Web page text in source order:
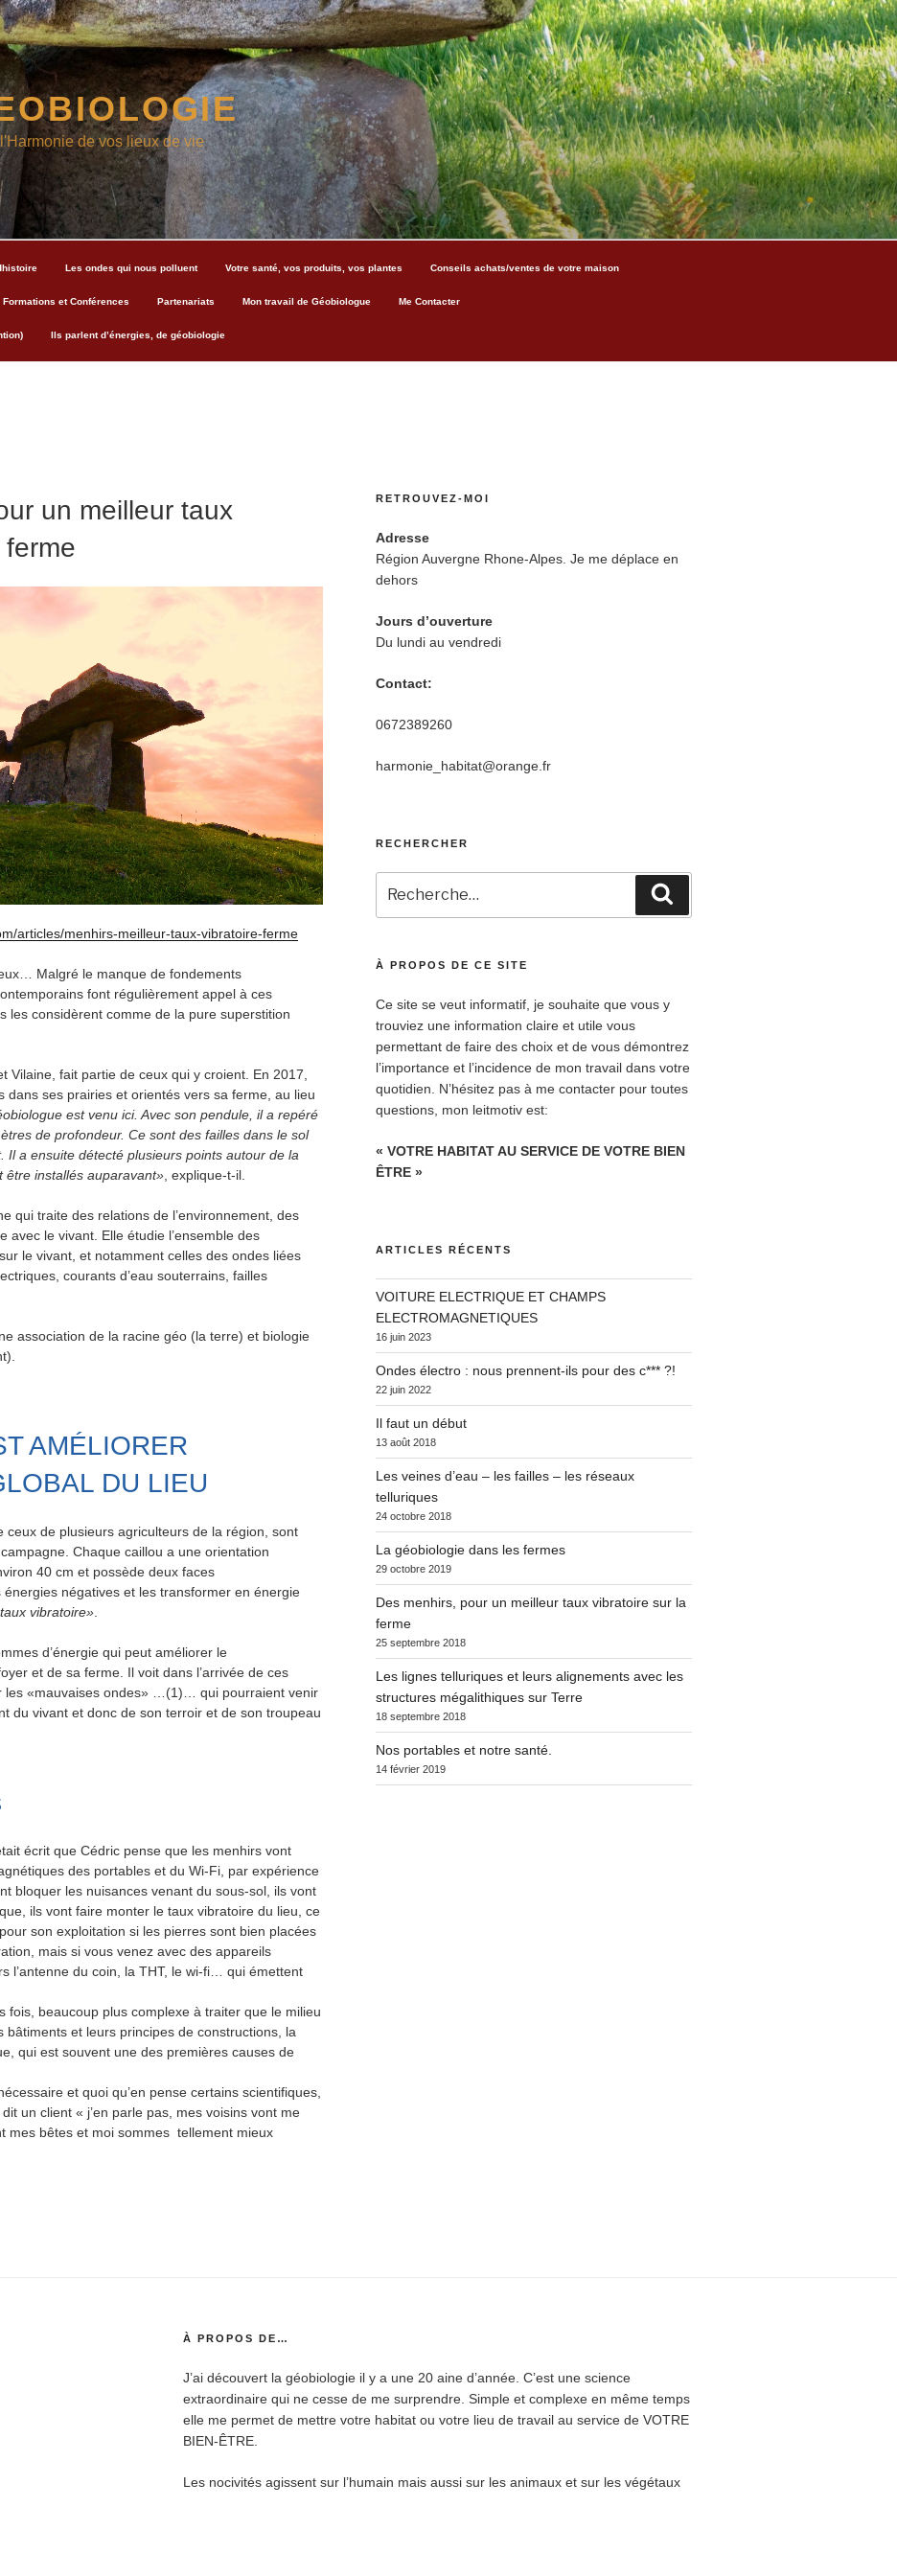
de vos lieux de vie
Les ondes qui nous polluent Votre santé, vos produits, vos plantes Conseils achats/ventes de votre maison
Formations et Conférences Partenariats Mon travail de Géobiologue Me Contacter
Ils parlent d’énergies, de géobiologie
un meilleur taux
articles/menhirs-meilleur-taux-vibratoire-ferme
Malgré le manque de fondements
font régulièrement appel à ces
les considèrent comme de la pure superstition
Vilaine, fait partie de ceux qui y croient. En 2017,
dans ses prairies et orientés vers sa ferme, au lieu
est venu ici. Avec son pendule, il a repéré
de profondeur. Ce sont des failles dans le sol
Il a ensuite détecté plusieurs points autour de la
être installés auparavant» , explique-t-il.
qui traite des relations de l’environnement, des
avec le vivant. Elle étudie l’ensemble des
le vivant, et notamment celles des ondes liées
courants d’eau souterrains, failles
association de la racine géo (la terre) et biologie
AMÉLIORER
DU LIEU
ceux de plusieurs agriculteurs de la région, sont
Chaque caillou a une orientation
40 cm et possède deux faces
énergies négatives et les transformer en énergie
vibratoire»
d’énergie qui peut améliorer le
et de sa ferme. Il voit dans l’arrivée de ces
les «mauvaises ondes» …(1)… qui pourraient venir
du vivant et donc de son terroir et de son troupeau
écrit que Cédric pense que les menhirs vont
des portables et du Wi-Fi, par expérience
bloquer les nuisances venant du sous-sol, ils vont
ils vont faire monter le taux vibratoire du lieu, ce
son exploitation si les pierres sont bien placées
mais si vous venez avec des appareils
l’antenne du coin, la THT, le wi-fi… qui émettent
fois, beaucoup plus complexe à traiter que le milieu
bâtiments et leurs principes de constructions, la
qui est souvent une des premières causes de
et quoi qu’en pense certains scientifiques,
un client « j’en parle pas, mes voisins vont me
mes bêtes et moi sommes tellement mieux
RETROUVEZ-MOI
Adresse
Région Auvergne Rhone-Alpes. Je me déplace en
dehors
Jours d’ouverture
Du lundi au vendredi
Contact:
0672389260
harmonie_habitat@orange.fr
RECHERCHER
pour
À PROPOS DE CE SITE
Ce site se veut informatif, je souhaite que vous y
trouviez une information claire et utile vous
permettant de faire des choix et de vous démontrez
l’importance et l’incidence de mon travail dans votre
quotidien. N’hésitez pas à me contacter pour toutes
questions, mon leitmotiv est:
« VOTRE HABITAT AU SERVICE DE VOTRE BIEN
ÊTRE »
ARTICLES RÉCENTS
VOITURE ELECTRIQUE ET CHAMPS
ELECTROMAGNETIQUES
16 juin 2023
Ondes électro : nous prennent-ils pour des c*** ?!
22 juin 2022
Il faut un début
13 août 2018
Les veines d’eau – les failles – les réseaux
telluriques
24 octobre 2018
La géobiologie dans les fermes
29 octobre 2019
Des menhirs, pour un meilleur taux vibratoire sur la
ferme
25 septembre 2018
Les lignes telluriques et leurs alignements avec les
structures mégalithiques sur Terre
18 septembre 2018
Nos portables et notre santé.
14 février 2019
À PROPOS DE…
J’ai découvert la géobiologie il y a une 20 aine d’année. C’est une science
extraordinaire qui ne cesse de me surprendre. Simple et complexe en même temps
elle me permet de mettre votre habitat ou votre lieu de travail au service de VOTRE
BIEN-ÊTRE.
Les nocivités agissent sur l’humain mais aussi sur les animaux et sur les végétaux